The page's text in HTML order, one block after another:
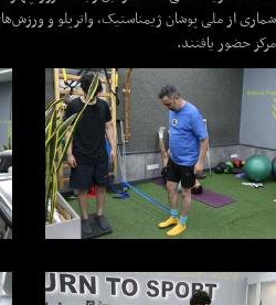
شماری از ملی پوشان ژیمناستیک، واترپلو و
مرکز حضور یافتند.